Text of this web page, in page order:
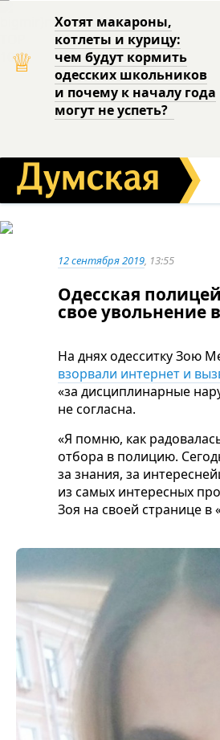
♕
Хотят макароны,
котлеты и курицу:
чем будут кормить
одесских школьников
и почему к началу года
могут не успеть?
12 сентября 2019, 13:55
Одесская
свое увольнение
На днях одесситку Зою
взорвали интернет и
«за дисциплинарные
не согласна.
«Я помню, как
отбора в полицию.
за знания, за
из самых интересных
Зоя на своей странице в